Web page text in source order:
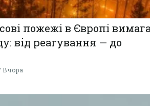
пожежі в Європі
від реагування — до
Вчора